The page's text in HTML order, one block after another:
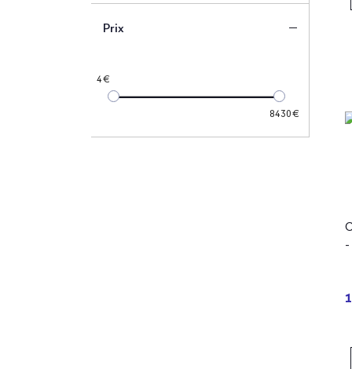
Prix
4
8430
-